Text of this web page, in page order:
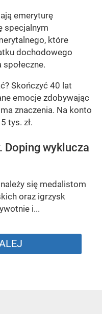
emeryturę
specjalnym
które
dochodowego
społeczne.
Skończyć 40 lat
emocje zdobywając
znaczenia. Na konto
tys. zł.
Doping wyklucza
się medalistom
oraz igrzysk
i...